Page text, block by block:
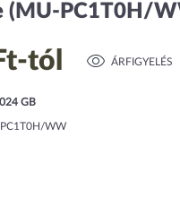
(MU-PC1T0H/
-tól ÁRFIGYELÉS
GB
WW